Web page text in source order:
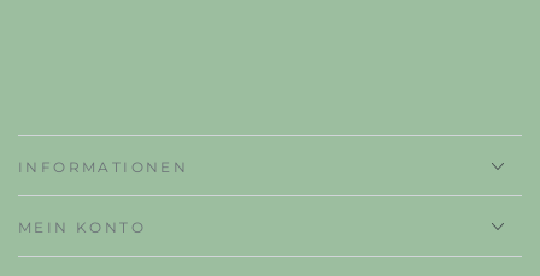
INFORMATIONEN
MEIN KONTO